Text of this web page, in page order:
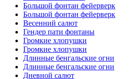
Большой фонтан фейерверк
Большой фонтан фейерверк
Весенний салют
Гендер пати фонтаны
Громкие хлопушки
Громкие хлопушки
Длинные бенгальские огни
Длинные бенгальские огни
Дневной салют